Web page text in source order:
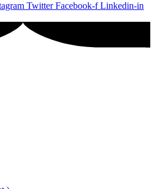
Twitter Facebook-f Linkedin-in